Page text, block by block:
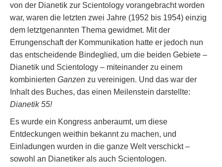
von der Dianetik zur Scientology vorangebracht worden
war, waren die letzten zwei Jahre (1952 bis 1954) einzig
dem letztgenannten Thema gewidmet. Mit der
Errungenschaft der Kommunikation hatte er jedoch nun
das entscheidende Bindeglied, um die beiden Gebiete –
Dianetik und Scientology – miteinander zu einem
kombinierten Ganzen zu vereinigen. Und das war der
Inhalt des Buches, das einen Meilenstein darstellte:
Dianetik 55!
Es wurde ein Kongress anberaumt, um diese
Entdeckungen weithin bekannt zu machen, und
Einladungen wurden in die ganze Welt verschickt –
sowohl an Dianetiker als auch Scientologen.